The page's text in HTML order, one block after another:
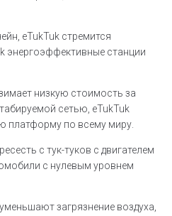
eTukTuk стремится
энергоэффективные станции
низкую стоимость за
сетью, eTukTuk
платформу по всему миру.
с тук-туков с двигателем
с нулевым уровнем
загрязнение воздуха,